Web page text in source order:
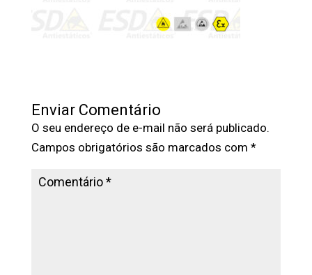
Enviar Comentário
O seu endereço de e-mail não será publicado.
Campos obrigatórios são marcados com *